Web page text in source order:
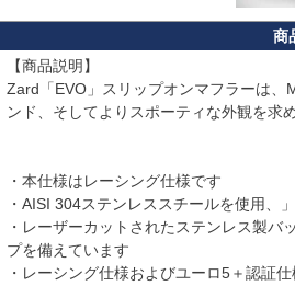
【商品説明】
Zard「EVO」スリップオンマフラーは
ンド、そしてよりスポーティな外観を求
・本仕様はレーシング仕様です
・AISI 304ステンレススチールを使用、
・レーザーカットされたステンレス製バ
プを備えています
・レーシング仕様およびユーロ5＋認証